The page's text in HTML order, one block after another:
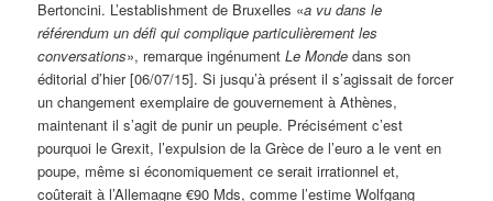
Bertoncini. L’establishment de Bruxelles «a vu dans le
référendum un défi qui complique particulièrement les
conversations», remarque ingénumentLe Monde dans son
éditorial d’hier [06/07/15]. Si jusqu’à présent il s’agissait de forcer
un changement exemplaire de gouvernement à Athènes,
maintenant il s’agit de punir un peuple. Précisément c’est
pourquoi le Grexit, l’expulsion de la Grèce de l’euro a le vent en
poupe, même si économiquement ce serait irrationnel et,
coûterait à l’Allemagne €90 Mds, comme l’estime Wolfgang